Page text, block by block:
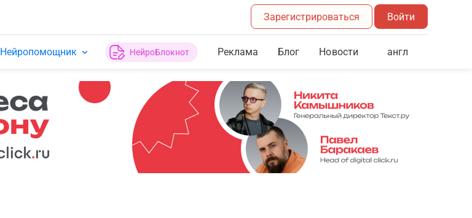
Зарегистрироваться Войти
Нейропомощник НейроБлокнот Реклама Блог Новости англ